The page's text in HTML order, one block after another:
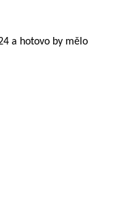
a hotovo by mělo